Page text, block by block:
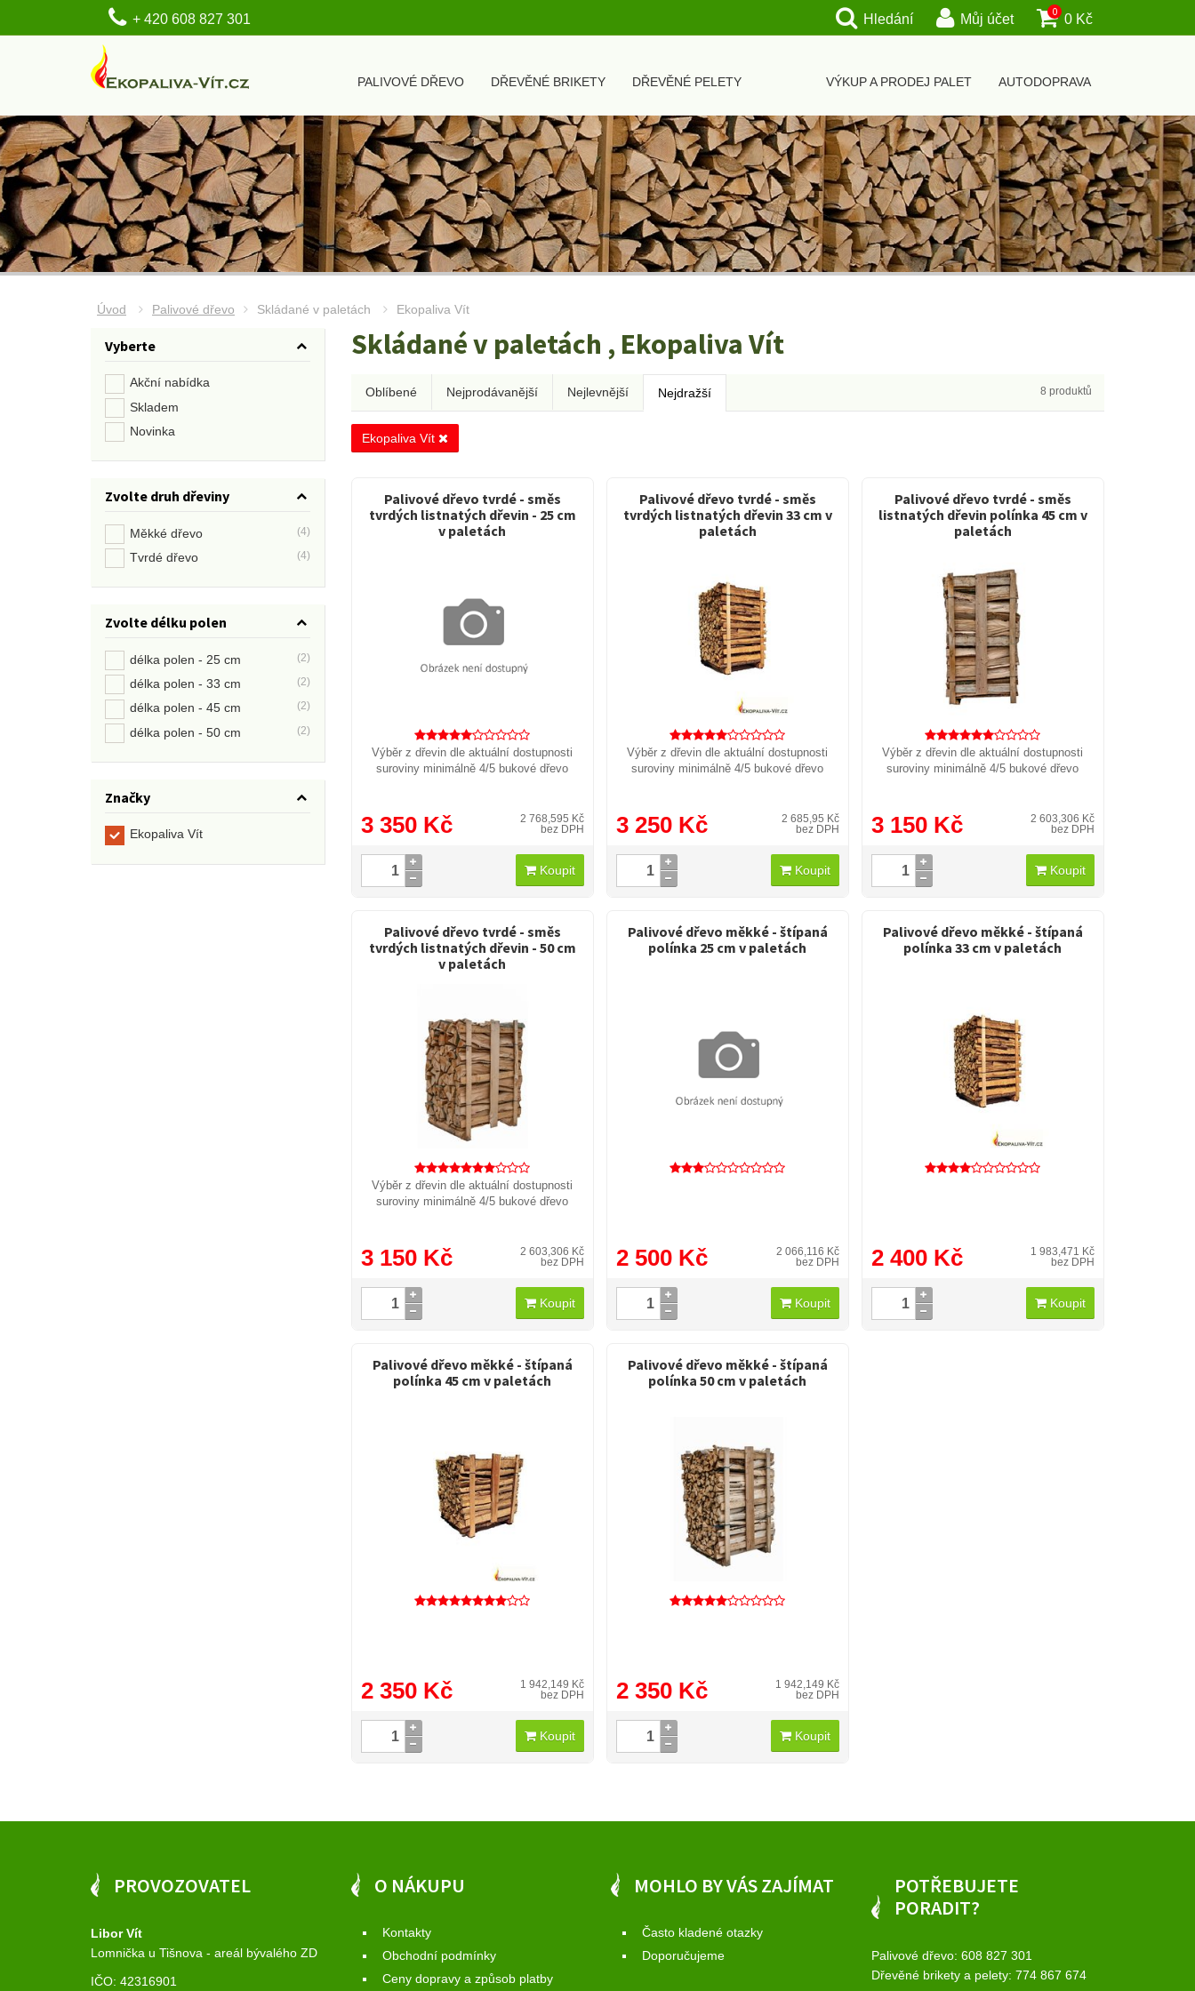
Úvod Palivové dřevo Skládané v paletách Ekopaliva Vít
Skládané v paletách , Ekopaliva Vít
Oblíbené Nejprodávanější Nejlevnější Nejdražší
Ekopaliva Vít
Palivové dřevo tvrdé - směs
tvrdých listnatých dřevin - 25 cm
v paletách
Výběr z dřevin dle aktuální dostupnosti
suroviny minimálně 4/5 bukové dřevo
3 350 Kč
2 768,595 Kč
bez DPH
Koupit
Palivové dřevo tvrdé - směs
tvrdých listnatých dřevin 33 cm v
paletách
Výběr z dřevin dle aktuální dostupnosti
suroviny minimálně 4/5 bukové dřevo
3 250 Kč
2 685,95 Kč
bez DPH
Koupit
Palivové dřevo tvrdé - směs
listnatých dřevin polínka 45 cm v
paletách
Výběr z dřevin dle aktuální dostupnosti
suroviny minimálně 4/5 bukové dřevo
3 150 Kč
2 603,306 Kč
bez DPH
Koupit
Palivové dřevo tvrdé - směs
tvrdých listnatých dřevin - 50 cm
v paletách
Výběr z dřevin dle aktuální dostupnosti
suroviny minimálně 4/5 bukové dřevo
3 150 Kč
2 603,306 Kč
bez DPH
Koupit
Palivové dřevo měkké - štípaná
polínka 25 cm v paletách
2 500 Kč
2 066,116 Kč
bez DPH
Koupit
Palivové dřevo měkké - štípaná
polínka 33 cm v paletách
2 400 Kč
1 983,471 Kč
bez DPH
Koupit
Palivové dřevo měkké - štípaná
polínka 45 cm v paletách
2 350 Kč
1 942,149 Kč
bez DPH
Koupit
Palivové dřevo měkké - štípaná
polínka 50 cm v paletách
2 350 Kč
1 942,149 Kč
bez DPH
Koupit
Vyberte
Akční nabídka
Skladem
Novinka
Zvolte druh dřeviny
Měkké dřevo (4)
Tvrdé dřevo (4)
Zvolte délku polen
délka polen - 25 cm (2)
délka polen - 33 cm (2)
délka polen - 45 cm (2)
délka polen - 50 cm (2)
Značky
Ekopaliva Vít
PROVOZOVATEL
Libor Vít
Lomnička u Tišnova - areál bývalého ZD
IČO: 42316901
O NÁKUPU
Kontakty
Obchodní podmínky
Ceny dopravy a způsob platby
MOHLO BY VÁS ZAJÍMAT
Často kladené otazky
Doporučujeme
POTŘEBUJETE
PORADIT?
Palivové dřevo: 608 827 301
Dřevěné brikety a pelety: 774 867 674
PALIVOVÉ DŘEVO DŘEVĚNÉ BRIKETY DŘEVĚNÉ PELETY VÝKUP A PRODEJ PALET AUTODOPRAVA
+ 420 608 827 301 0 0 Kč
Můj účet
Hledání